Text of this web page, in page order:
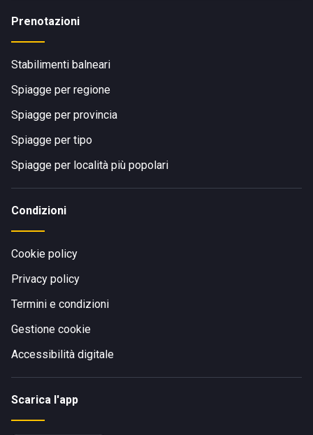
Prenotazioni
Stabilimenti balneari
Spiagge per regione
Spiagge per provincia
Spiagge per tipo
Spiagge per località più popolari
Condizioni
Cookie policy
Privacy policy
Termini e condizioni
Gestione cookie
Accessibilità digitale
Scarica l'app